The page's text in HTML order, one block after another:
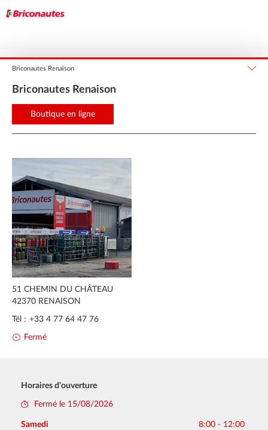
Auvergne-Rhône-Alpes
Briconautes Renaison
Briconautes Renaison
Boutique en ligne
51 CHEMIN DU CHÂTEAU
42370 RENAISON
Tél : +33 4 77 64 47 76
Fermé
Horaires d'ouverture
Fermé le 15/08/2026
Lundi
Mardi
Mercredi
Jeudi
Vendredi
Samedi
8:00 - 12:00